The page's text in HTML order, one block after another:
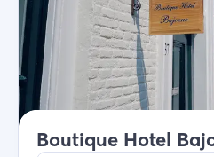
Boutique Hotel